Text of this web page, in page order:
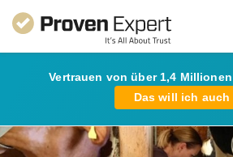
Vertrauen von über 1,4
Das will ich auch